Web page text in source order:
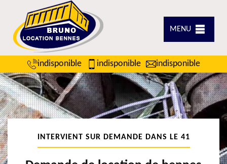
MENU
indisponible indisponible indisponible
INTERVIENT SUR DEMANDE DANS LE 41